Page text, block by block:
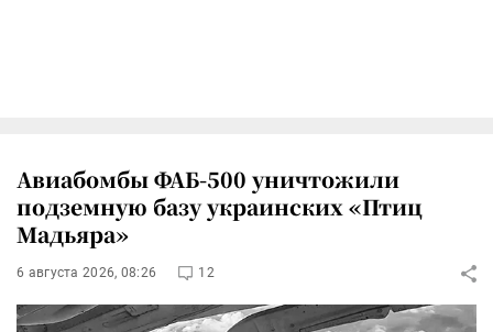
Авиабомбы ФАБ-500 уничтожили
подземную базу украинских «Птиц
Мадьяра»
6 августа 2026, 08:26 12